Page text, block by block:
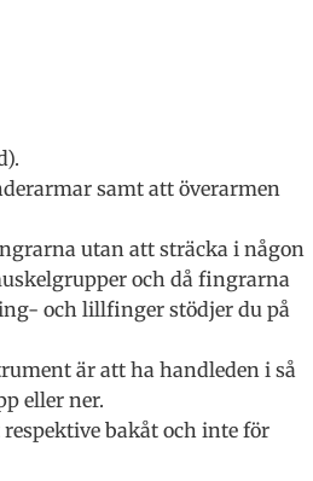
samt att överarmen
utan att sträcka i någon
och då fingrarna
och lillfinger stödjer du på
är att ha handleden i så
eller ner.
bakåt och inte för